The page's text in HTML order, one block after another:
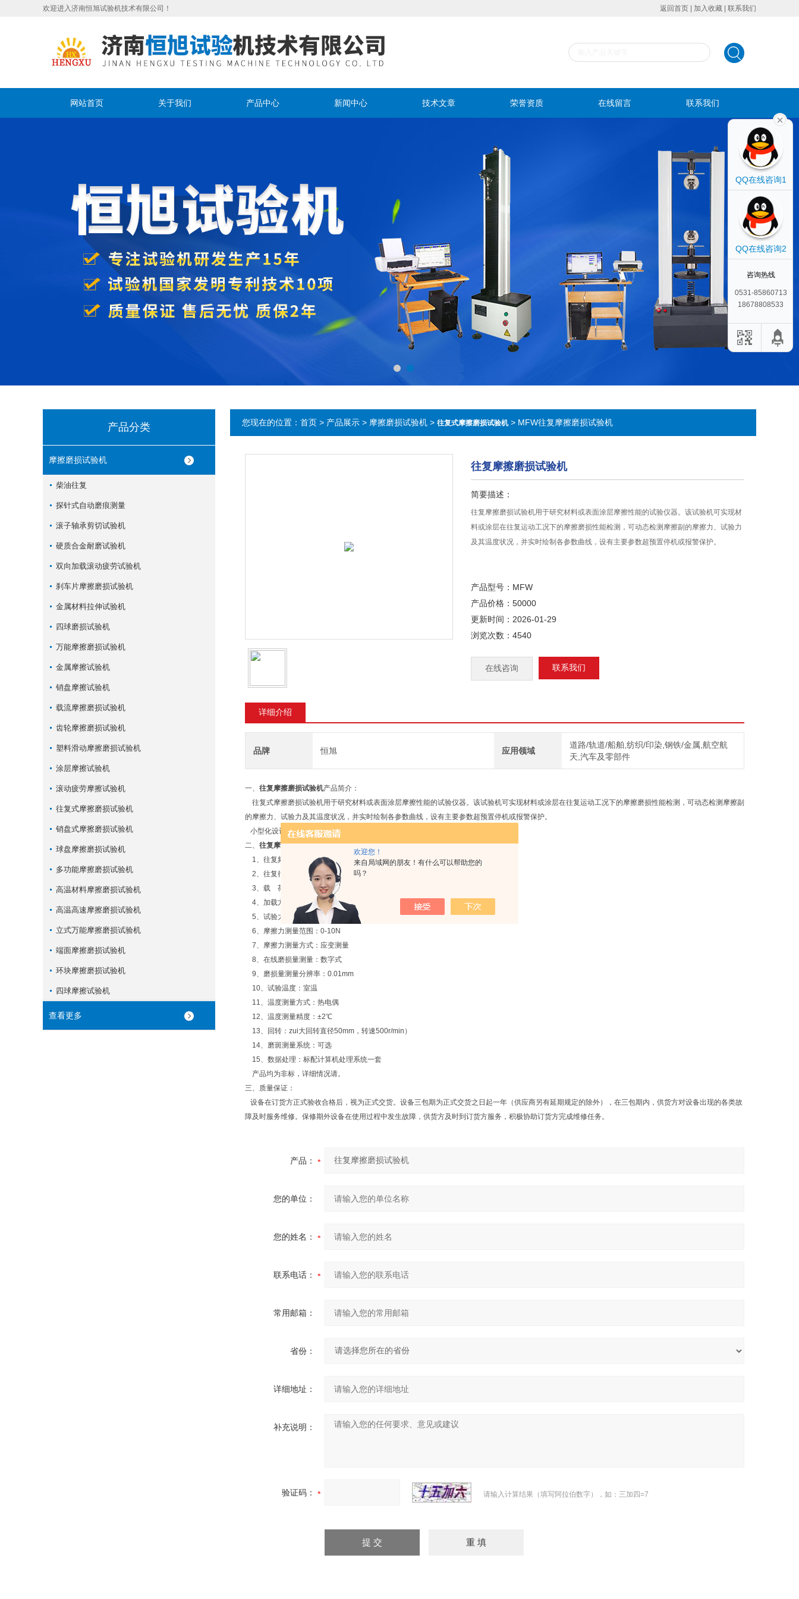
欢迎您！
来自局域网的朋友！有什么可以帮助您的
吗？
欢迎进入济南恒旭试验机技术有限公司！ 返回首页 加入收藏 联系我们
网站首页 关于我们 产品中心 新闻中心 技术文章 荣誉资质 在线留言 联系我们
产品分类
摩擦磨损试验机
柴油往复
探针式自动磨痕测量
滚子轴承剪切试验机
硬质合金耐磨试验机
双向加载滚动疲劳试验机
刹车片摩擦磨损试验机
金属材料拉伸试验机
四球磨损试验机
万能摩擦磨损试验机
金属摩擦试验机
销盘摩擦试验机
载流摩擦磨损试验机
齿轮摩擦磨损试验机
塑料滑动摩擦磨损试验机
涂层摩擦试验机
滚动疲劳摩擦试验机
往复式摩擦磨损试验机
销盘式摩擦磨损试验机
球盘摩擦磨损试验机
多功能摩擦磨损试验机
高温材料摩擦磨损试验机
高温高速摩擦磨损试验机
立式万能摩擦磨损试验机
端面摩擦磨损试验机
环块摩擦磨损试验机
四球摩擦试验机
查看更多
您现在的位置： 首页 > 产品展示 > 摩擦磨损试验机 > 往复式摩擦磨损试验机> MFW往复摩擦磨损试验机
往复摩擦磨损试验机
简要描述：
往复摩擦磨损试验机用于研究材料或表面涂层摩擦性能的试验仪器。该试验机可实现材
料或涂层在往复运动工况下的摩擦磨损性能检测，可动态检测摩擦副的摩擦力、试验力
及其温度状况，并实时绘制各参数曲线，设有主要参数超预置停机或报警保护。
产品型号：MFW
产品价格：50000
更新时间：2026-01-29
浏览次数：4540
在线咨询 联系我们
详细介绍
品牌 恒旭 应用领域
道路/轨道/船舶,纺织/印染,钢铁/金属,航空航
天,汽车及零部件
一、 往复摩擦磨损试验机产品简介：
往复式摩擦磨损试验机用于研究材料或表面涂层摩擦性能的试验仪器。该试验机可实现材料或涂层在往复运动工况下的摩擦磨损性能检测，可动态检测摩擦副
的摩擦力、试验力及其温度状况，并实时绘制各参数曲线，设有主要参数超预置停机或报警保护。
小型化设计，放置方便，操作简单！
二、 往复摩擦磨损试验机技术参数：
1、往复频率：1-5Hz 1-60Hz
2、往复行程：10mm，20mm,40mm,100mm
3、载 荷：0.05-2Kg
4、加载方式：砝码加载
5、试验力相对误差：±1%
6、摩擦力测量范围：0-10N
7、摩擦力测量方式：应变测量
8、在线磨损量测量：数字式
9、磨损量测量分辨率：0.01mm
10、试验温度：室温
11、温度测量方式：热电偶
12、温度测量精度：±2℃
13、回转：zui大回转直径50mm，转速500r/min）
14、磨斑测量系统：可选
15、数据处理：标配计算机处理系统一套
产品均为非标，详细情况请。
三、质量保证：
设备在订货方正式验收合格后，视为正式交货。设备三包期为正式交货之日起一年（供应商另有延期规定的除外），在三包期内，供货方对设备出现的各类故
障及时服务维修。保修期外设备在使用过程中发生故障，供货方及时到订货方服务，积极协助订货方完成维修任务。
产品：
您的单位：
您的姓名：
联系电话：
常用邮箱：
省份：
详细地址：
补充说明：
验证码： 请输入计算结果（填写阿拉伯数字），如：三加四=7
QQ在线咨询1
QQ在线咨询2
咨询热线
0531-85860713
18678808533